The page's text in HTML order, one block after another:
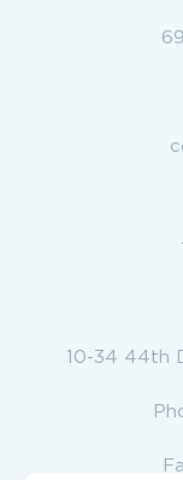
10-34 44th